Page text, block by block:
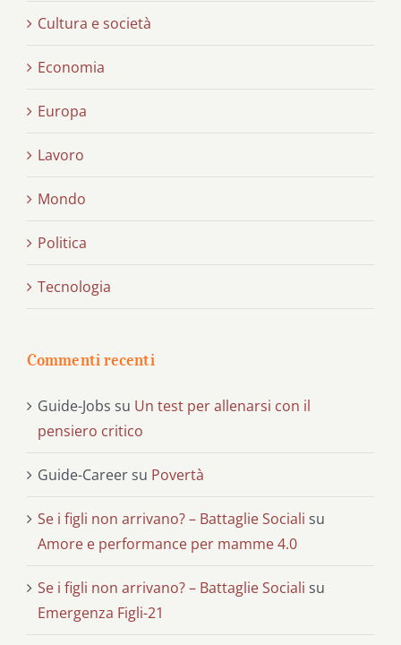
Cultura e società
Economia
Europa
Lavoro
Mondo
Politica
Tecnologia
Commenti recenti
Guide-Jobs su Un test per allenarsi con il
pensiero critico
Guide-Career su Povertà
Se i figli non arrivano? – Battaglie Sociali su
Amore e performance per mamme 4.0
Se i figli non arrivano? – Battaglie Sociali su
Emergenza Figli-21